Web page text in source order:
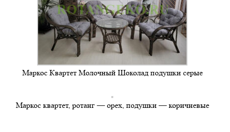
Маркос Квартет Молочный Шоколад подушки серые
Маркос квартет, ротанг — орех, подушки — коричневые